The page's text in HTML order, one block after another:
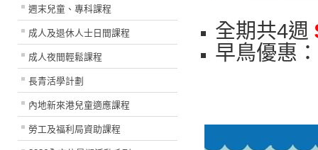
週末兒童、專科課程
成人及退休人士日間課程
成人夜間輕鬆課程
長青活學計劃
內地新來港兒童適應課程
勞工及福利局資助課程
全期共4週
早鳥優惠